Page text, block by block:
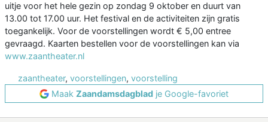
uitje voor het hele gezin op zondag 9 oktober en duurt van
13.00 tot 17.00 uur. Het festival en de activiteiten zijn gratis
toegankelijk. Voor de voorstellingen wordt € 5,00 entree
gevraagd. Kaarten bestellen voor de voorstellingen kan via
www.zaantheater.nl
zaantheater, voorstellingen, voorstelling
Maak Zaandamsdagblad je Google-favoriet